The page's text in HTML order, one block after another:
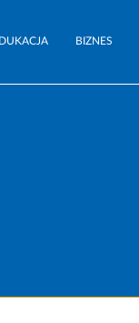
BIZNES